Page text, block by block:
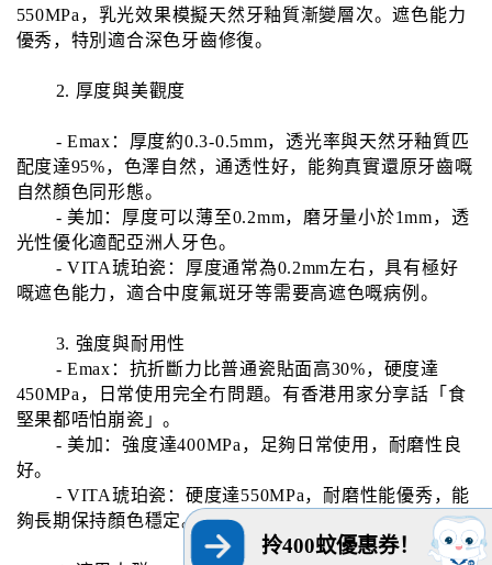
550MPa，乳光效果模擬天然牙釉質漸變層次。遮色能力
優秀，特別適合深色牙齒修復。
2. 厚度與美觀度
- Emax：厚度約0.3-0.5mm，透光率與天然牙釉質匹
配度達95%，色澤自然，通透性好，能夠真實還原牙齒嘅
自然顏色同形態。
- 美加：厚度可以薄至0.2mm，磨牙量小於1mm，透
光性優化適配亞洲人牙色。
- VITA琥珀瓷：厚度通常為0.2mm左右，具有極好
嘅遮色能力，適合中度氟斑牙等需要高遮色嘅病例。
3. 強度與耐用性
- Emax：抗折斷力比普通瓷貼面高30%，硬度達
450MPa，日常使用完全冇問題。有香港用家分享話「食
堅果都唔怕崩瓷」。
- 美加：強度達400MPa，足夠日常使用，耐磨性良
好。
- VITA琥珀瓷：硬度達550MPa，耐磨性能優秀，能
夠長期保持顏色穩定。
拎400蚊優惠券！